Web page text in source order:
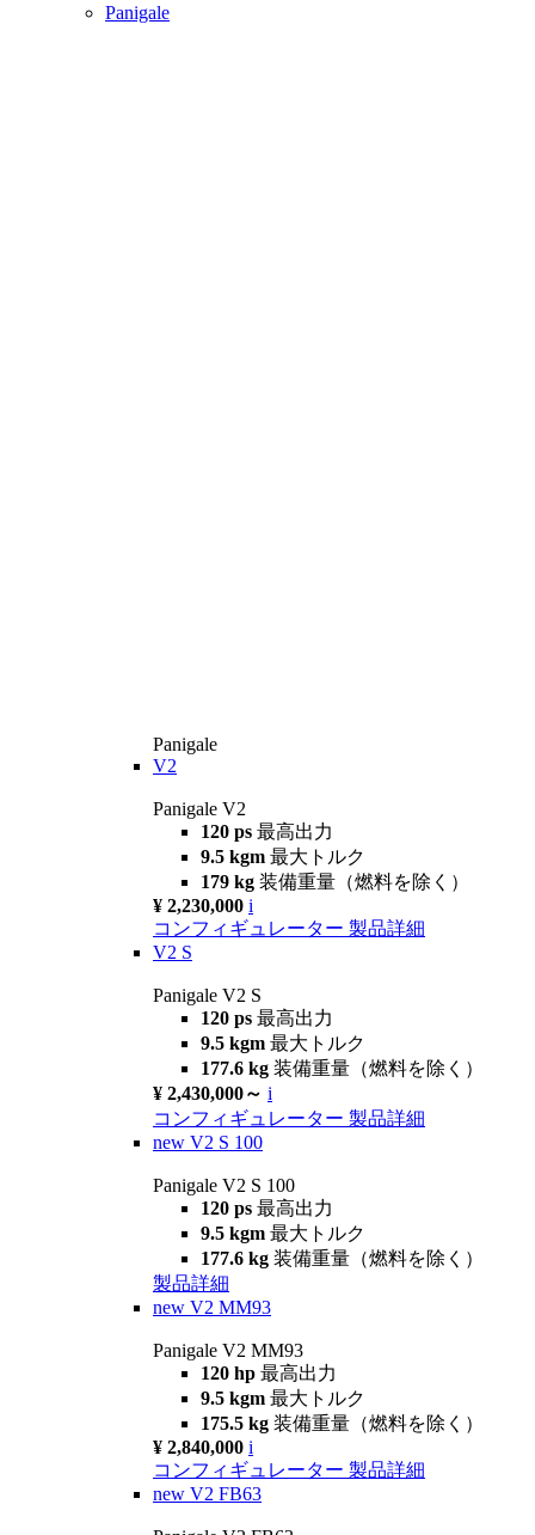
Panigale
Panigale
V2
Panigale V2
120 ps 最高出力
9.5 kgm 最大トルク
179 kg 装備重量（燃料を除く）
¥ 2,230,000 i
コンフィギュレーター 製品詳細
V2 S
Panigale V2 S
120 ps 最高出力
9.5 kgm 最大トルク
177.6 kg 装備重量（燃料を除く）
¥ 2,430,000～ i
コンフィギュレーター 製品詳細
new V2 S 100
Panigale V2 S 100
120 ps 最高出力
9.5 kgm 最大トルク
177.6 kg 装備重量（燃料を除く）
製品詳細
new V2 MM93
Panigale V2 MM93
120 hp 最高出力
9.5 kgm 最大トルク
175.5 kg 装備重量（燃料を除く）
¥ 2,840,000 i
コンフィギュレーター 製品詳細
new V2 FB63